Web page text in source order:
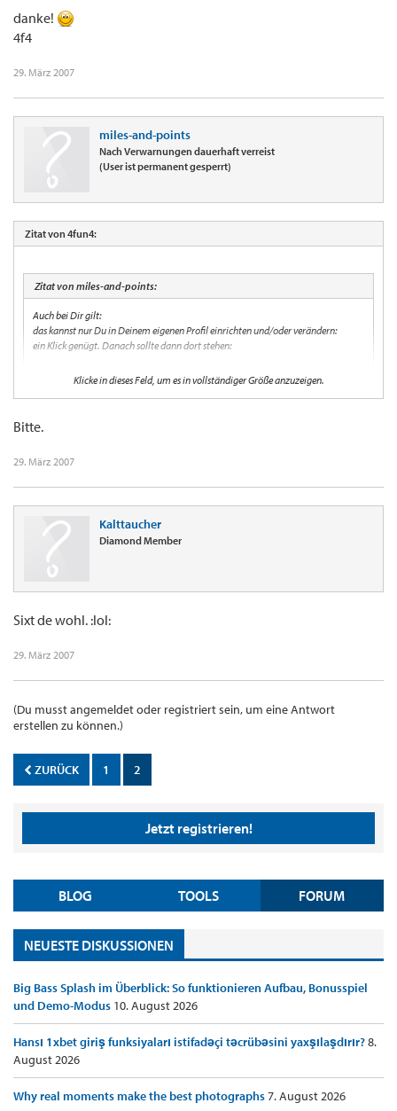
danke!
4f4
29. März 2007
miles-and-points
Nach Verwarnungen dauerhaft verreist
(User ist permanent gesperrt)
Zitat von 4fun4:
Zitat von miles-and-points:
Auch bei Dir gilt:
das kannst nur Du in Deinem eigenen Profil einrichten und/oder verändern:
ein Klick genügt. Danach sollte dann dort stehen:
BBCode immer aktivieren: Ja
Und schon gibt's keine Probleme mehr. Gilt für alle, die Probleme damit haben.
danke!
Klicke in dieses Feld, um es in vollständiger Größe anzuzeigen.
Bitte.
29. März 2007
Kalttaucher
Diamond Member
Sixt de wohl. :lol:
29. März 2007
(Du musst angemeldet oder registriert sein, um eine Antwort
erstellen zu können.)
ZURÜCK 1 2
Jetzt registrieren!
BLOG TOOLS FORUM
NEUESTE DISKUSSIONEN
Big Bass Splash im Überblick: So funktionieren Aufbau, Bonusspiel
und Demo-Modus 10. August 2026
Hansı 1xbet giriş funksiyaları istifadəçi təcrübəsini yaxşılaşdırır?8.
August 2026
Why real moments make the best photographs7. August 2026